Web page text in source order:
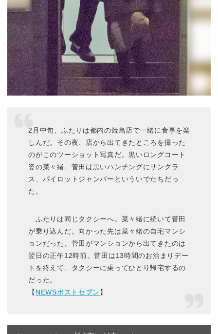
2月中旬、ふたりは都内の焼鳥店で一緒に食事を楽
しんだ。その夜、店から出てきたところを撮った
のがこのツーショット写真だ。黒いロングコート
姿の菜々緒、菅田は黒いハンチングにサングラ
ス、パイロットジャンパーといういでたちだっ
た。
ふたりは同じタクシーへ。菜々緒に続いて菅田
が乗り込んだ。向かった先は菜々緒の自宅マンシ
ョンだった。菅田がマンションから出てきたのは
翌日の正午12時前。菅田は13時間のお泊まりデー
トを終えて、タクシーに乗ってひとり帰宅するの
だった。
【 NEWSポストセブン 】